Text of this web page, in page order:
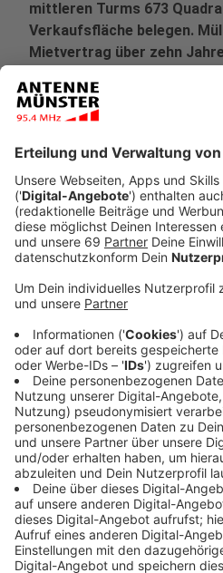
mittleren Turms 673
Verkaufsfläche belegen.
Mietvertrag über zehn
Veröffentlicht:
Anzeige
Mit dem großräumigen
Unternehmen den Großteil der
Verkaufsflächen im
Gebäudeteils. Zugänglich
vom südlichen wie auch vom
sein. Inklusive Nebenflächen
übernimmt die Handelskette
Mietfläche. Vorrangig für
weitere Flächen direkt
Anzeige
„Das Hansator wächst baulich
freuen sehr darüber, dass
modernen und zentralen
können, wächst“, sagt